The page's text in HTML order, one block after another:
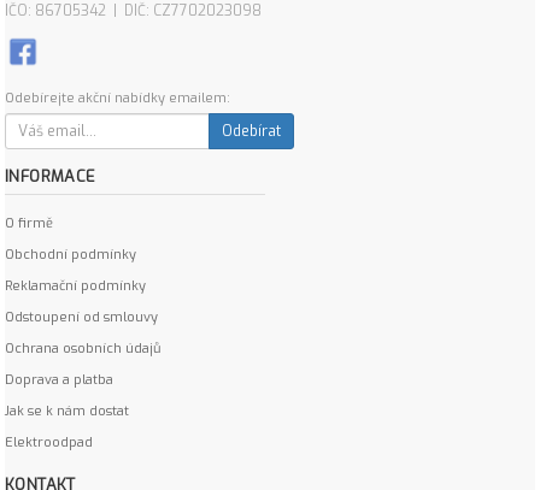
IČO: 86705342 | DIČ: CZ7702023098
Odebírejte akční nabídky emailem:
Odebírat
INFORMACE
O firmě
Obchodní podmínky
Reklamační podmínky
Odstoupení od smlouvy
Ochrana osobních údajů
Doprava a platba
Jak se k nám dostat
Elektroodpad
KONTAKT